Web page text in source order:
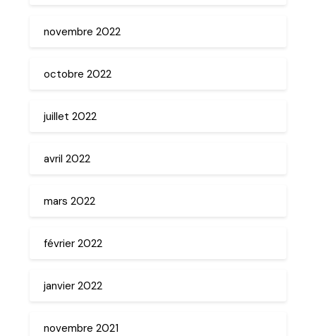
novembre 2022
octobre 2022
juillet 2022
avril 2022
mars 2022
février 2022
janvier 2022
novembre 2021